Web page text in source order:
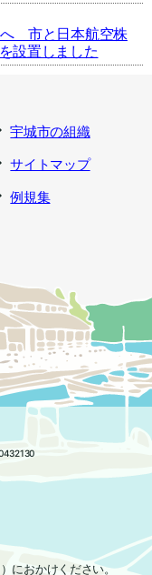
へ 市と日本航空株
設置しました
宇城市の組織
サイトマップ
例規集
におかけください。